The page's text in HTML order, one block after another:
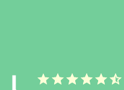
Film-Kits